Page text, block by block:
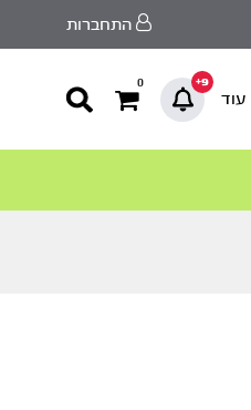
התחברות
עוד
9+
0